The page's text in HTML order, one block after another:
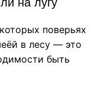
поверьях
в лесу — это
быть